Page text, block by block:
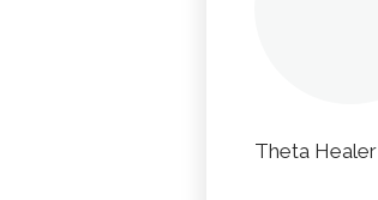
Theta Healer